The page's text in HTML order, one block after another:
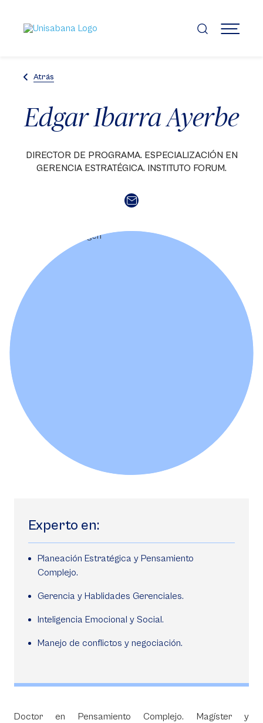
contenido
principal
MENÚ
Atrás
Edgar Ibarra Ayerbe
DIRECTOR DE PROGRAMA. ESPECIALIZACIÓN EN
GERENCIA ESTRATÉGICA. INSTITUTO FORUM.
Experto en:
Planeación Estratégica y Pensamiento
Complejo.
Gerencia y Hablidades Gerenciales.
Inteligencia Emocional y Social.
Manejo de conflictos y negociación.
Doctor en Pensamiento Complejo. Magíster y